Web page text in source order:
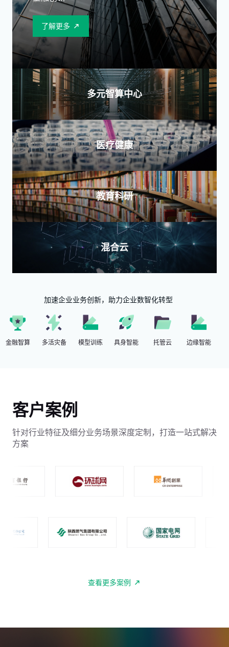
了解更多
多元智算中心
医疗健康
教育科研
混合云
加速企业业务创新，助力企业数智化转型
金融智算 多活灾备 模型训练 具身智能 托管云 边缘智能
客户案例
针对行业特征及细分业务场景深度定制，打造一站式解决
方案
查看更多案例